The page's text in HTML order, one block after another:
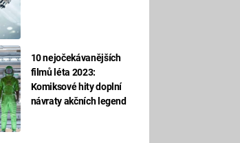
10 nejočekávanějších
filmů léta 2023:
Komiksové hity doplní
návraty akčních legend